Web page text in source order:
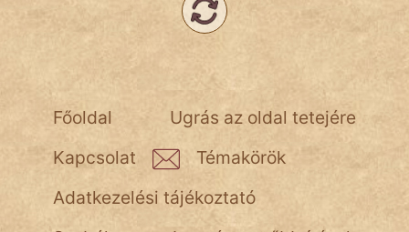
Ugrás az oldal tetejére
Főoldal
Kapcsolat
Témakörök
Adatkezelési tájékoztató